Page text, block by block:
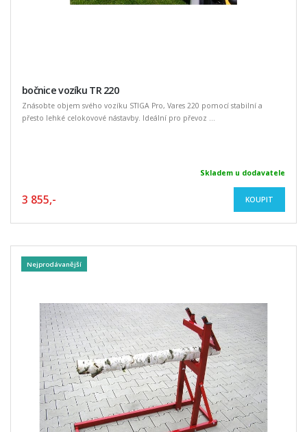
bočnice vozíku TR 220
Znásobte objem svého vozíku STIGA Pro, Vares 220 pomocí stabilní a
přesto lehké celokovové nástavby. Ideální pro převoz ...
Skladem u dodavatele
3 855,- KOUPIT
Nejprodávanější